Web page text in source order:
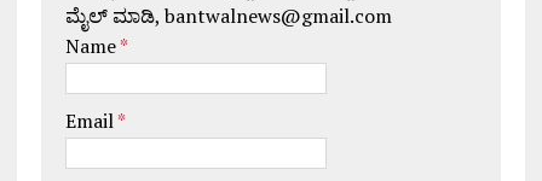
ಮೈಲ್ ಮಾಡಿ, bantwalnews@gmail.com
Name*
Email*